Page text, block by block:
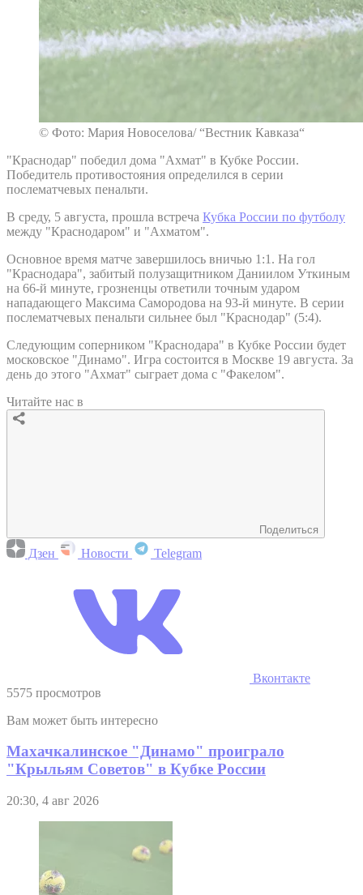
© Фото: Мария Новоселова/ “Вестник Кавказа“
"Краснодар" победил дома "Ахмат" в Кубке России.
Победитель противостояния определился в серии
послематчевых пенальти.
В среду, 5 августа, прошла встреча Кубка России по футболу
между "Краснодаром" и "Ахматом".
Основное время матче завершилось вничью 1:1. На гол
"Краснодара", забитый полузащитником Даниилом Уткиным
на 66-й минуте, грозненцы ответили точным ударом
нападающего Максима Самородова на 93-й минуте. В серии
послематчевых пенальти сильнее был "Краснодар" (5:4).
Следующим соперником "Краснодара" в Кубке России будет
московское "Динамо". Игра состоится в Москве 19 августа. За
день до этого "Ахмат" сыграет дома с "Факелом".
Читайте нас в
Поделиться
Дзен Новости Telegram
Вконтакте
5575 просмотров
Вам может быть интересно
Махачкалинское "Динамо" проиграло
"Крыльям Советов" в Кубке России
20:30, 4 авг 2026